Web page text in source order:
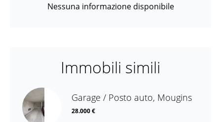
Nessuna informazione disponibile
Immobili simili
Garage / Posto auto, Mougins
28.000 €